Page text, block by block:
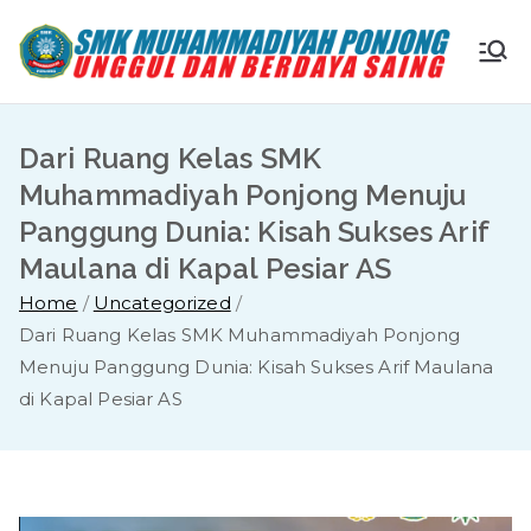
content
S
K
u
ha
m
Ungg
ul
ya
Saing
Dari Ruang Kelas SMK
Muhammadiyah Ponjong Menuju
Panggung Dunia: Kisah Sukses Arif
Maulana di Kapal Pesiar AS
Home
Uncategorized
Dari Ruang Kelas SMK Muhammadiyah Ponjong
Menuju Panggung Dunia: Kisah Sukses Arif Maulana
di Kapal Pesiar AS